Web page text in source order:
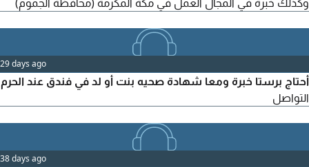
29 days ago
أحتاج برستا خبرة ومعا شهادة صحيه بنت أو لد في فندق عند الحرم
التواصل
38 days ago